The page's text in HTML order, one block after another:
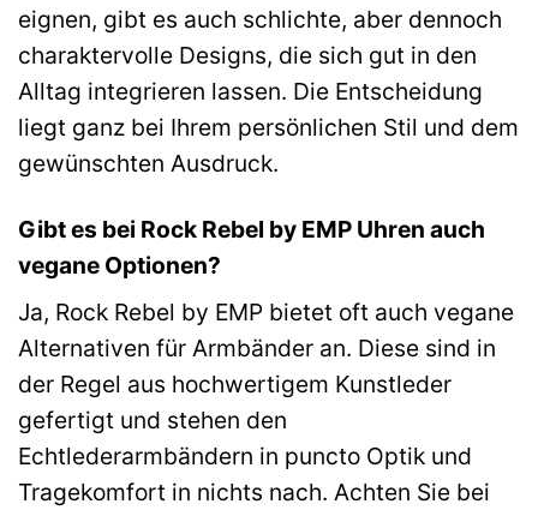
eignen, gibt es auch schlichte, aber dennoch
charaktervolle Designs, die sich gut in den
Alltag integrieren lassen. Die Entscheidung
liegt ganz bei Ihrem persönlichen Stil und dem
gewünschten Ausdruck.
Gibt es bei Rock Rebel by EMP Uhren auch
vegane Optionen?
Ja, Rock Rebel by EMP bietet oft auch vegane
Alternativen für Armbänder an. Diese sind in
der Regel aus hochwertigem Kunstleder
gefertigt und stehen den
Echtlederarmbändern in puncto Optik und
Tragekomfort in nichts nach. Achten Sie bei